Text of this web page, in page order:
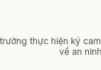
thực hiện ký
về an